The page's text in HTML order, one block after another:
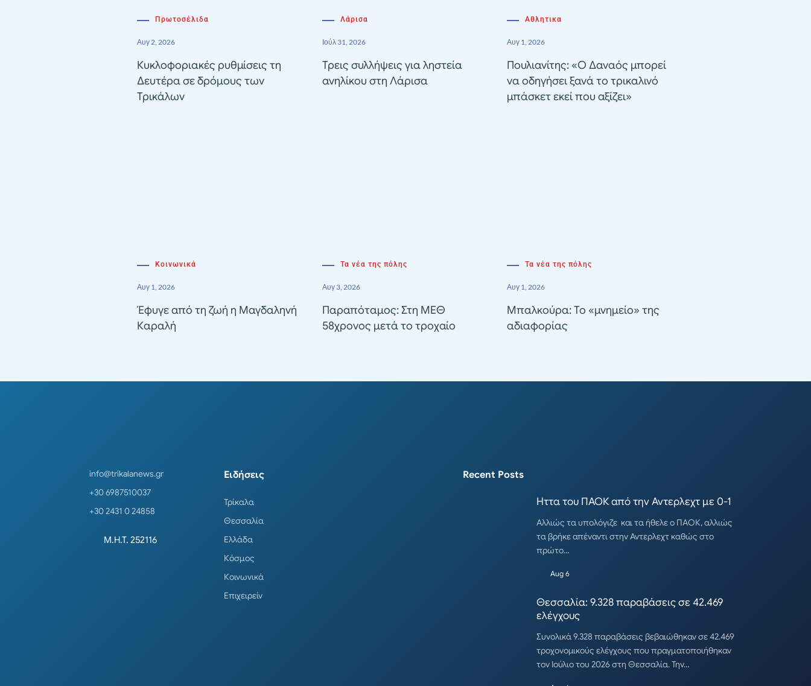
Πρωτοσέλιδα
Αυγ 2, 2026
Κυκλοφοριακές ρυθμίσεις τη
Δευτέρα σε δρόμους των
Τρικάλων
Λάρισα
Ιούλ 31, 2026
Τρεις συλλήψεις για ληστεία
ανηλίκου στη Λάρισα
Αθλητικα
Αυγ 1, 2026
Πουλιανίτης: «Ο Δαναός μπορεί
να οδηγήσει ξανά το τρικαλινό
μπάσκετ εκεί που αξίζει»
Κοινωνικά
Αυγ 1, 2026
Έφυγε από τη ζωή η Μαγδαληνή
Καραλή
Τα νέα της πόλης
Αυγ 3, 2026
Παραπόταμος: Στη ΜΕΘ
58χρονος μετά το τροχαίο
Τα νέα της πόλης
Αυγ 1, 2026
Μπαλκούρα: Το «μνημείο» της
αδιαφορίας
info@trikalanews.gr
+30 6987510037
+30 2431 0 24858
Μ.Η.Τ. 252116
Ειδήσεις
Τρίκαλα
Θεσσαλία
Ελλάδα
Κόσμος
Κοινωνικά
Επιχειρείν
Recent Posts
Ηττα του ΠΑΟΚ από την Αντερλεχτ με 0-1
Αλλιώς τα υπολόγιζε και τα ήθελε ο ΠΑΟΚ, αλλιώς
τα βρήκε απέναντι στην Αντερλεχτ καθώς στο
πρώτο…
Aug 6
Θεσσαλία: 9.328 παραβάσεις σε 42.469
ελέγχους
Συνολικά 9.328 παραβάσεις βεβαιώθηκαν σε 42.469
τροχονομικούς ελέγχους που πραγματοποιήθηκαν
τον Ιούλιο του 2026 στη Θεσσαλία. Την…